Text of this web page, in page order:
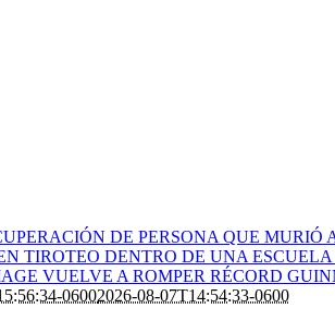
DE PERSONA QUE MURIÓ
TIROTEO DENTRO DE UNA
VUELVE A ROMPER RÉCORD
06002026-08-07T14:54:33-0600